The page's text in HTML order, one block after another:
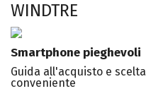
WINDTRE
Smartphone pieghevoli
Guida all'acquisto e
conveniente